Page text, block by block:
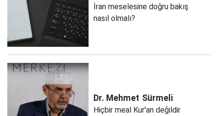
İran meselesine doğru bakış
nasıl olmalı?
Dr. Mehmet Sürmeli
Hiçbir meal Kur'an değildir